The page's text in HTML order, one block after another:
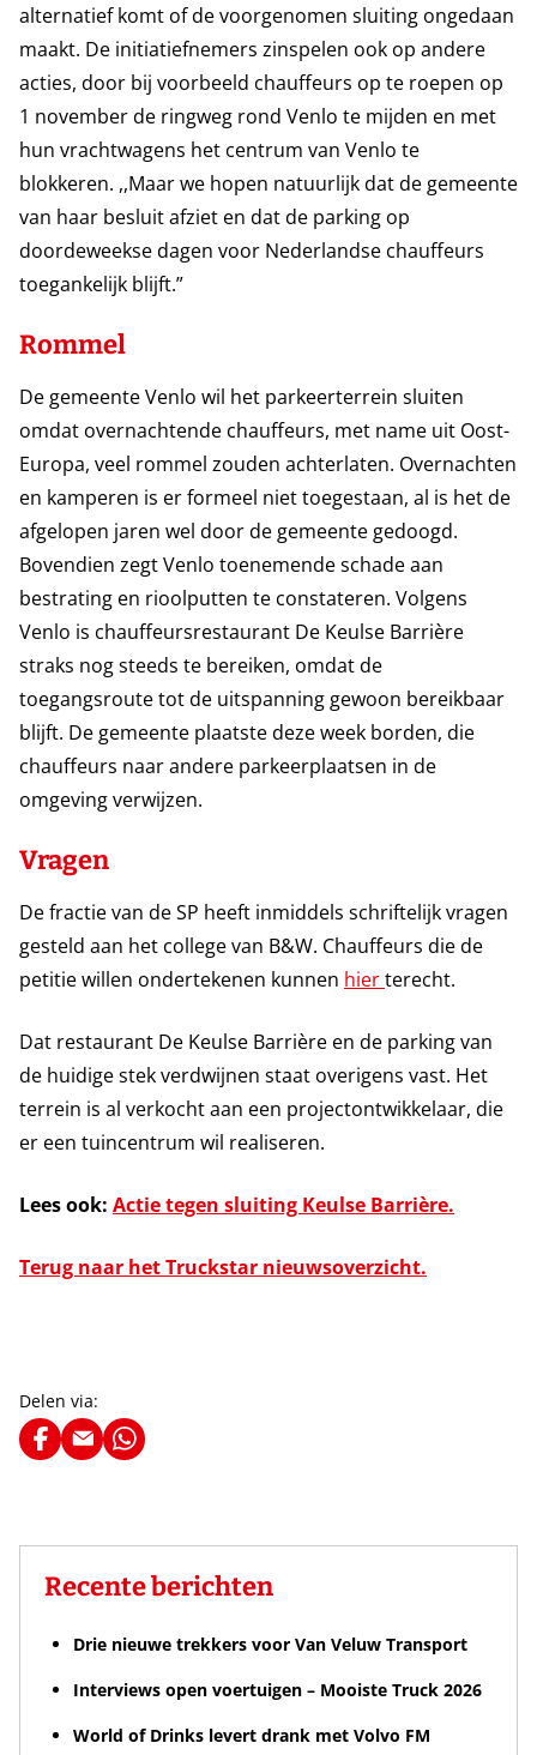
alternatief komt of de voorgenomen sluiting ongedaan
maakt. De initiatiefnemers zinspelen ook op andere
acties, door bij voorbeeld chauffeurs op te roepen op
1 november de ringweg rond Venlo te mijden en met
hun vrachtwagens het centrum van Venlo te
blokkeren. ,,Maar we hopen natuurlijk dat de gemeente
van haar besluit afziet en dat de parking op
doordeweekse dagen voor Nederlandse chauffeurs
toegankelijk blijft.”
Rommel
De gemeente Venlo wil het parkeerterrein sluiten
omdat overnachtende chauffeurs, met name uit Oost-
Europa, veel rommel zouden achterlaten. Overnachten
en kamperen is er formeel niet toegestaan, al is het de
afgelopen jaren wel door de gemeente gedoogd.
Bovendien zegt Venlo toenemende schade aan
bestrating en rioolputten te constateren. Volgens
Venlo is chauffeursrestaurant De Keulse Barrière
straks nog steeds te bereiken, omdat de
toegangsroute tot de uitspanning gewoon bereikbaar
blijft. De gemeente plaatste deze week borden, die
chauffeurs naar andere parkeerplaatsen in de
omgeving verwijzen.
Vragen
De fractie van de SP heeft inmiddels schriftelijk vragen
gesteld aan het college van B&W. Chauffeurs die de
petitie willen ondertekenen kunnen hierterecht.
Dat restaurant De Keulse Barrière en de parking van
de huidige stek verdwijnen staat overigens vast. Het
terrein is al verkocht aan een projectontwikkelaar, die
er een tuincentrum wil realiseren.
Lees ook: Actie tegen sluiting Keulse Barrière.
Terug naar het Truckstar nieuwsoverzicht.
Delen via:
Recente berichten
Drie nieuwe trekkers voor Van Veluw Transport
Interviews open voertuigen – Mooiste Truck 2026
World of Drinks levert drank met Volvo FM